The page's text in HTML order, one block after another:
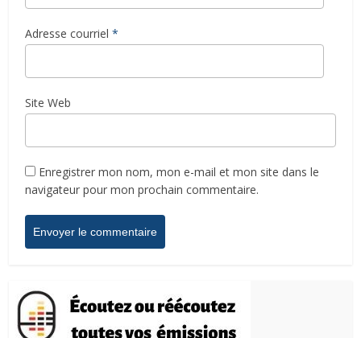
Adresse courriel *
Site Web
Enregistrer mon nom, mon e-mail et mon site dans le
navigateur pour mon prochain commentaire.